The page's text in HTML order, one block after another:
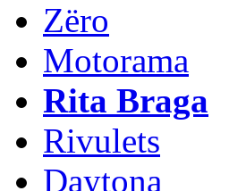
Zëro
Motorama
Rita Braga
Rivulets
Daytona